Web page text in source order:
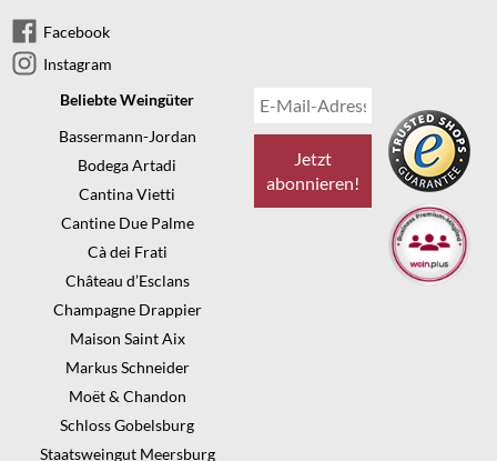
Facebook
Instagram
Beliebte Weingüter
Bassermann-Jordan
Bodega Artadi
Cantina Vietti
Cantine Due Palme
Cà dei Frati
Château d’Esclans
Champagne Drappier
Maison Saint Aix
Markus Schneider
Moët & Chandon
Schloss Gobelsburg
Staatsweingut Meersburg